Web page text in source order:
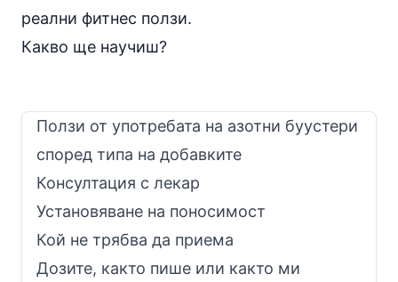
реални фитнес ползи.
Какво ще научиш?
Ползи от употребата на азотни буустери
според типа на добавките
Консултация с лекар
Установяване на поносимост
Кой не трябва да приема
Дозите, както пише или както ми